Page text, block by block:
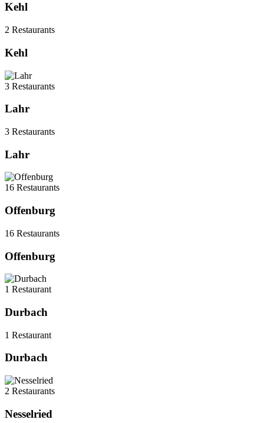
Kehl
2 Restaurants
Kehl
3 Restaurants
Lahr
3 Restaurants
Lahr
16 Restaurants
Offenburg
16 Restaurants
Offenburg
1 Restaurant
Durbach
1 Restaurant
Durbach
2 Restaurants
Nesselried